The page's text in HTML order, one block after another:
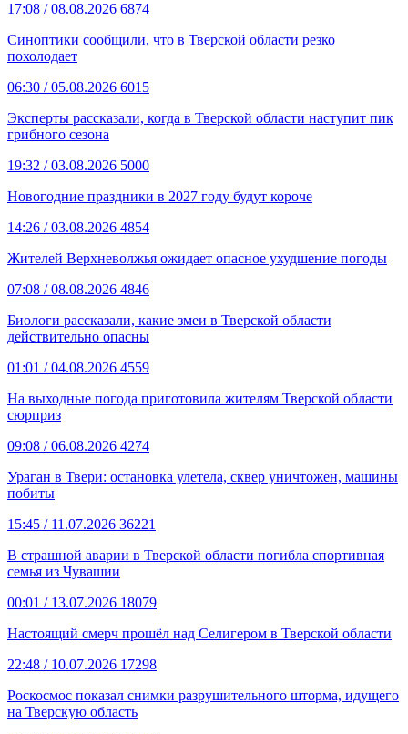
17:08 / 08.08.2026 6874
Синоптики сообщили, что в Тверской области резко
похолодает
06:30 / 05.08.2026 6015
Эксперты рассказали, когда в Тверской области наступит пик
грибного сезона
19:32 / 03.08.2026 5000
Новогодние праздники в 2027 году будут короче
14:26 / 03.08.2026 4854
Жителей Верхневолжья ожидает опасное ухудшение погоды
07:08 / 08.08.2026 4846
Биологи рассказали, какие змеи в Тверской области
действительно опасны
01:01 / 04.08.2026 4559
На выходные погода приготовила жителям Тверской области
сюрприз
09:08 / 06.08.2026 4274
Ураган в Твери: остановка улетела, сквер уничтожен, машины
побиты
15:45 / 11.07.2026 36221
В страшной аварии в Тверской области погибла спортивная
семья из Чувашии
00:01 / 13.07.2026 18079
Настоящий смерч прошёл над Селигером в Тверской области
22:48 / 10.07.2026 17298
Роскосмос показал снимки разрушительного шторма, идущего
на Тверскую область